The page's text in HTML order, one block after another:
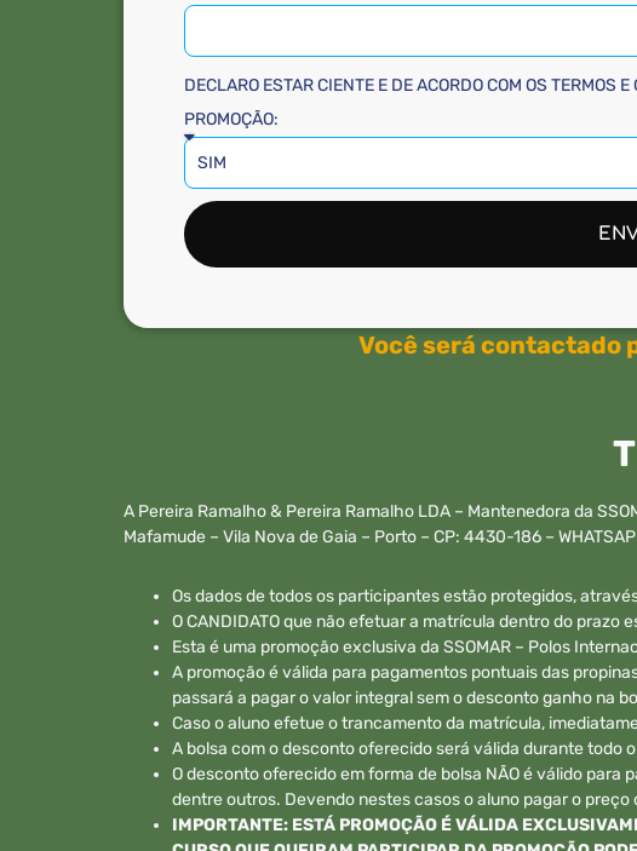
DECLARO ESTAR CIENTE E DE ACORDO COM OS TERMOS
PROMOÇÃO:
Você será contactado
A Pereira Ramalho & Pereira Ramalho LDA – Mantenedora da
Mafamude – Vila Nova de Gaia – Porto – CP: 4430-186 –
Os dados de todos os participantes estão protegidos,
O CANDIDATO que não efetuar a matrícula dentro do prazo
Esta é uma promoção exclusiva da SSOMAR – Polos
A promoção é válida para pagamentos pontuais das
passará a pagar o valor integral sem o desconto ganho na
Caso o aluno efetue o trancamento da matrícula,
A bolsa com o desconto oferecido será válida durante todo
O desconto oferecido em forma de bolsa NÃO é válido
dentre outros. Devendo nestes casos o aluno pagar o
IMPORTANTE: ESTÁ PROMOÇÃO É VÁLIDA